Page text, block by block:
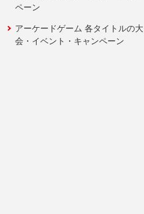
ペーン
アーケードゲーム 各タイトルの大
会・イベント・キャンペーン